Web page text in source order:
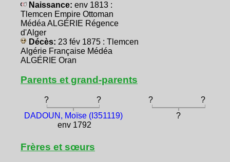
Naissance: env 1813 :
Tlemcen Empire Ottoman
Médéa ALGÉRIE Régence
d'Alger
Décès: 23 fév 1875 : Tlemcen
Algérie Française Médéa
ALGÉRIE Oran
Parents et grand-parents
? ? ?
?
DADOUN, Moïse (I351119)
env 1792
?
Frères et sœurs